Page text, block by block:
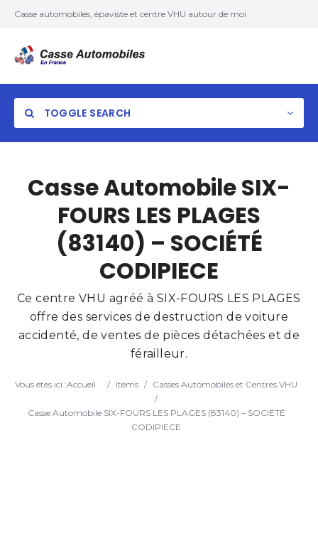
Casse automobiles, épaviste et centre VHU autour de moi
TOGGLE SEARCH
Search
Casse Automobile SIX-
FOURS LES PLAGES
(83140) – SOCIÉTÉ
CODIPIECE
Ce centre VHU agréé à SIX-FOURS LES PLAGES
offre des services de destruction de voiture
accidenté, de ventes de pièces détachées et de
férailleur.
Vous êtes ici :Accueil / Items / Casses Automobiles et Centres VHU
/
Casse Automobile SIX-FOURS LES PLAGES (83140) – SOCIÉTÉ
CODIPIECE